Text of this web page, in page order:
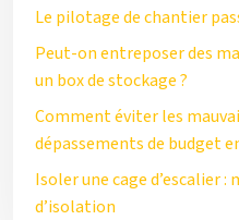
Le pilotage de chantier
Peut-on entreposer des
un box de stockage ?
Comment éviter les
dépassements de budget
Isoler une cage d’escalier
d’isolation